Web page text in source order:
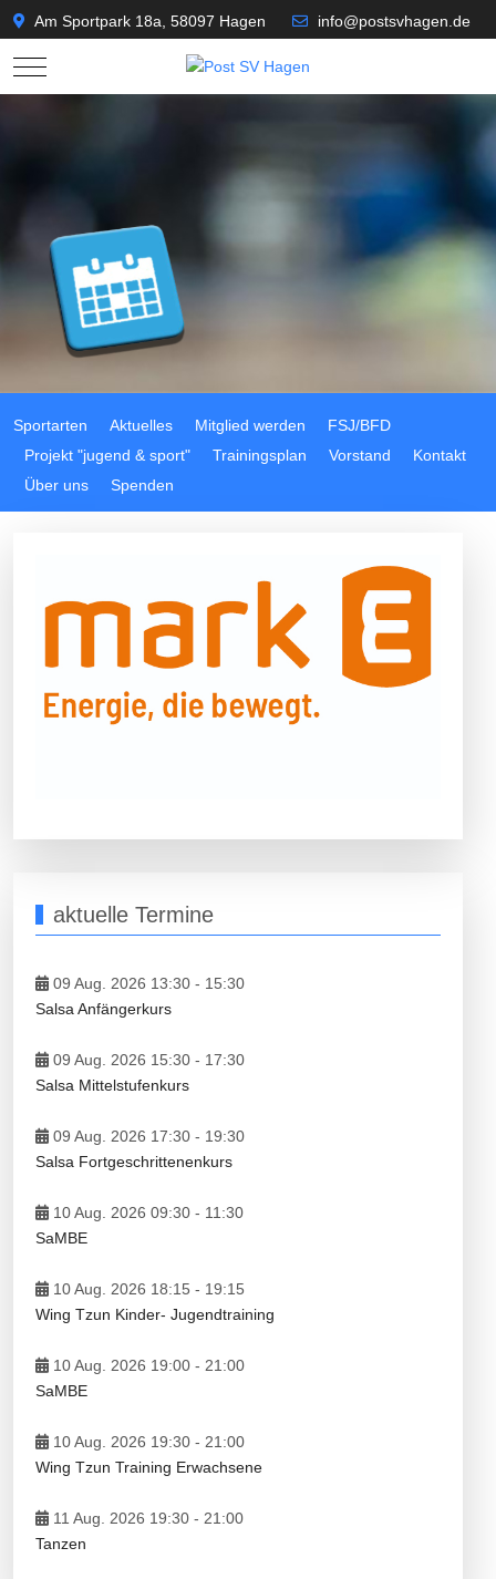
Am Sportpark 18a, 58097 Hagen info@postsvhagen.de
Mobile Menu Toggle
Sportarten Aktuelles Mitglied werden
FSJ/BFD
Projekt "jugend & sport"
Trainingsplan Vorstand
Kontakt
Über uns
Spenden
aktuelle Termine
09 Aug. 2026 13:30 - 15:30
Salsa Anfängerkurs
09 Aug. 2026 15:30 - 17:30
Salsa Mittelstufenkurs
09 Aug. 2026 17:30 - 19:30
Salsa Fortgeschrittenenkurs
10 Aug. 2026 09:30 - 11:30
SaMBE
10 Aug. 2026 18:15 - 19:15
Wing Tzun Kinder- Jugendtraining
10 Aug. 2026 19:00 - 21:00
SaMBE
10 Aug. 2026 19:30 - 21:00
Wing Tzun Training Erwachsene
11 Aug. 2026 19:30 - 21:00
Tanzen